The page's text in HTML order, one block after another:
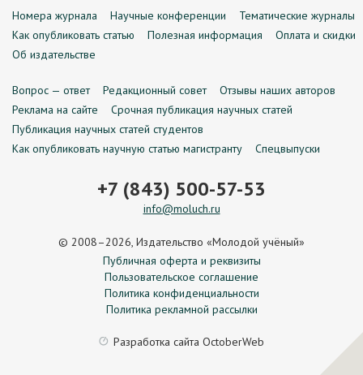
Номера журнала Научные конференции
Тематические журналы
Как опубликовать статью
Полезная информация
Оплата и скидки
Об издательстве
Вопрос — ответ Редакционный совет
Отзывы наших авторов
Реклама на сайте
Срочная публикация научных статей
Публикация научных статей студентов
Как опубликовать научную статью магистранту
Спецвыпуски
+7 (843) 500-57-53
info@moluch.ru
© 2008–2026, Издательство «Молодой учёный»
Публичная оферта и реквизиты
Пользовательское соглашение
Политика конфиденциальности
Политика рекламной рассылки
Разработка сайта OctoberWeb